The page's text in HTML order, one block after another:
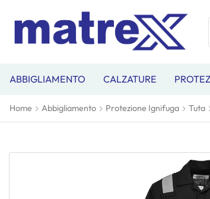
ABBIGLIAMENTO CALZATURE
Home Abbigliamento Protezione Ignifuga Tuta